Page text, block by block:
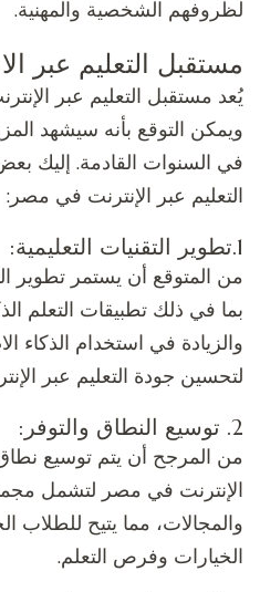
لظروفهم الشخصية والمهنية.
مستقبل التعليم عبر
يُعد مستقبل التعليم عبر
ويمكن التوقع بأنه سيشهد
في السنوات القادمة. إليك
التعليم عبر الإنترنت في مصر:
1.تطوير التقنيات التعليمية:
من المتوقع أن يستمر تطوير
بما في ذلك تطبيقات التعلم
والزيادة في استخدام الذكاء
لتحسين جودة التعليم عبر
2. توسيع النطاق والتوفر:
من المرجح أن يتم توسيع نطاق
الإنترنت في مصر لتشمل
والمجالات، مما يتيح
الخيارات وفرص التعلم.